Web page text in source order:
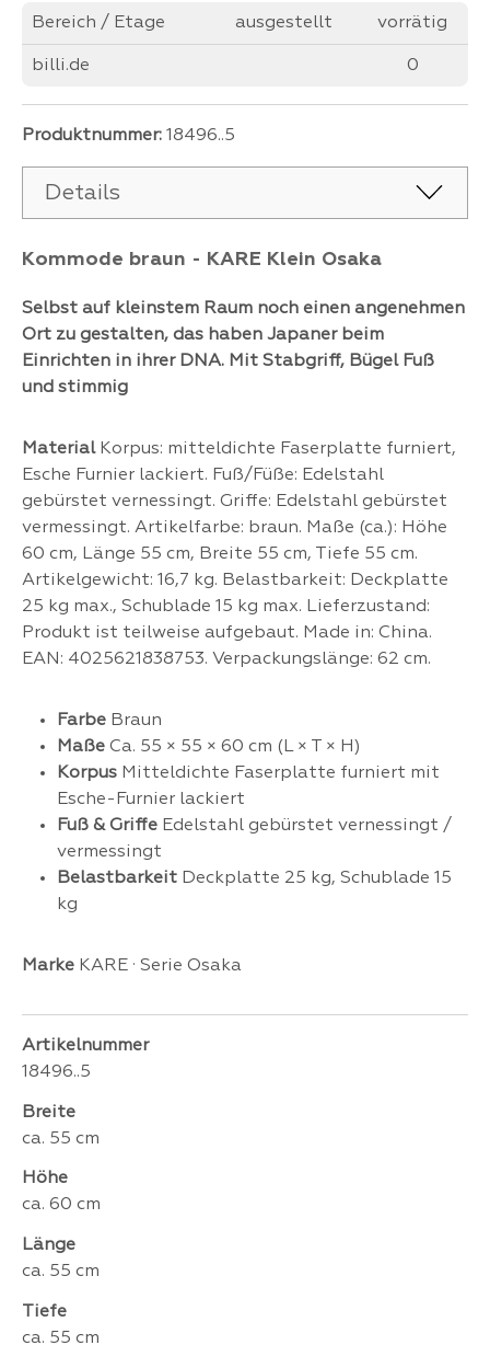
Bereich / Etage ausgestellt vorrätig
billi.de 0
Produktnummer: 18496..5
Details
Kommode braun - KARE Klein Osaka
Selbst auf kleinstem Raum noch einen angenehmen
Ort zu gestalten, das haben Japaner beim
Einrichten in ihrer DNA. Mit Stabgriff, Bügel Fuß
und stimmig
MaterialKorpus: mitteldichte Faserplatte furniert,
Esche Furnier lackiert. Fuß/Füße: Edelstahl
gebürstet vernessingt. Griffe: Edelstahl gebürstet
vermessingt. Artikelfarbe: braun. Maße (ca.): Höhe
60 cm, Länge 55 cm, Breite 55 cm, Tiefe 55 cm.
Artikelgewicht: 16,7 kg. Belastbarkeit: Deckplatte
25 kg max., Schublade 15 kg max. Lieferzustand:
Produkt ist teilweise aufgebaut. Made in: China.
EAN: 4025621838753. Verpackungslänge: 62 cm.
Farbe Braun
Maße Ca. 55 × 55 × 60 cm (L × T × H)
Korpus Mitteldichte Faserplatte furniert mit
Esche-Furnier lackiert
Fuß & Griffe Edelstahl gebürstet vernessingt /
vermessingt
Belastbarkeit Deckplatte 25 kg, Schublade 15
kg
Marke KARE · Serie Osaka
Artikelnummer
18496..5
Breite
ca. 55 cm
Höhe
ca. 60 cm
Länge
ca. 55 cm
Tiefe
ca. 55 cm